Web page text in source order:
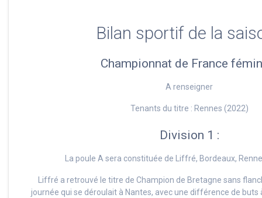
Bilan sportif de la
Championnat de France
A renseigner
Tenants du titre : Rennes (2022)
Division 1 :
La poule A sera constituée de Liffré, Bordeaux,
Liffré a retrouvé le titre de Champion de Bretagne sans
journée qui se déroulait à Nantes, avec une différence de buts